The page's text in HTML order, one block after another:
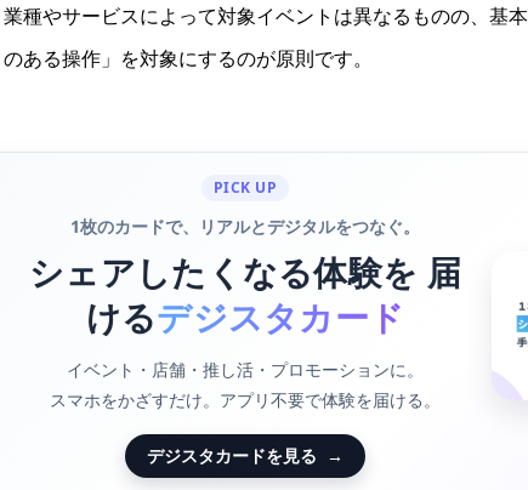
業種やサービスによって対象イベントは異なるものの、基
のある操作」を対象にするのが原則です。
PICK UP
1枚のカードで、リアルとデジタルをつなぐ。
シェアしたくなる体験を 届
けるデジスタカード
イベント・店舗・推し活・プロモーションに。
スマホをかざすだけ。アプリ不要で体験を届ける。
デジスタカードを見る →